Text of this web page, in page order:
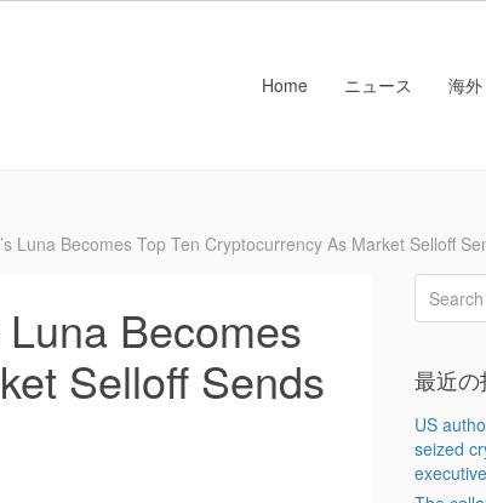
Home ニュース 海外
Luna Becomes Top Ten Cryptocurrency As Market Selloff
Becomes
Selloff Sends
最近の
US
seized